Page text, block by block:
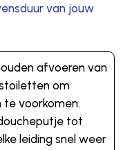
van jouw
afvoeren van
om
te voorkomen.
tot
leiding snel weer